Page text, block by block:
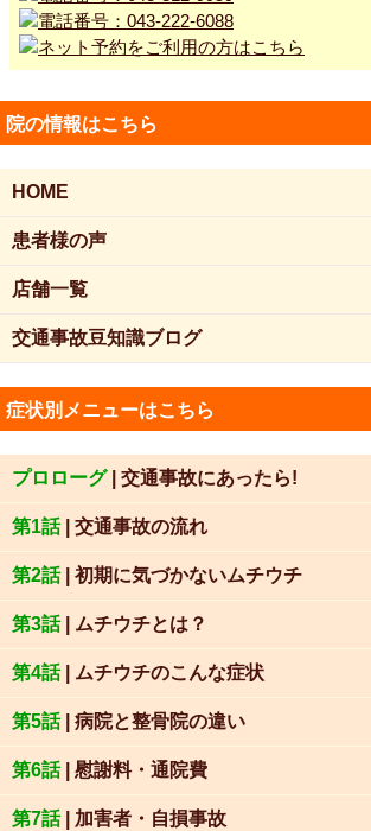
院の情報はこちら
HOME
患者様の声
店舗一覧
交通事故豆知識ブログ
症状別メニューはこちら
プロローグ| 交通事故にあったら!
第1話| 交通事故の流れ
第2話| 初期に気づかないムチウチ
第3話| ムチウチとは？
第4話| ムチウチのこんな症状
第5話| 病院と整骨院の違い
第6話| 慰謝料・通院費
第7話| 加害者・自損事故